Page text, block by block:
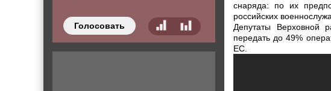
снаряда: по их
российских
Депутаты Верховной
передать до 49%
ЕС.
Голосовать